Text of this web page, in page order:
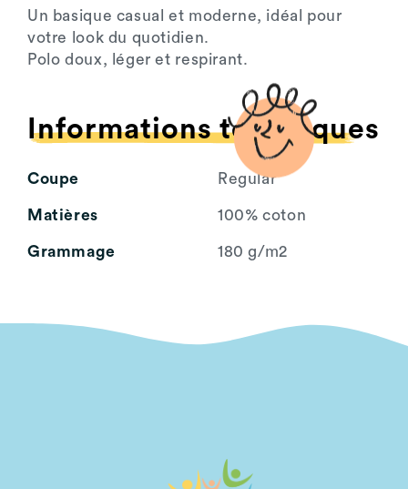
Un basique casual et moderne, idéal pour
votre look du quotidien.
Polo doux, léger et respirant.
Informations techniques
Coupe Regular
Matières 100% coton
Grammage 180 g/m2